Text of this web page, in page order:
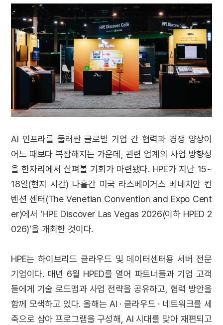
AI 인프라를 둘러싼 글로벌 기업 간 협력과 경쟁 양상이
어느 때보다 복잡해지는 가운데, 관련 업계의 사업 방향성
을 한자리에서 살펴볼 기회가 마련됐다. HPE가 지난 15~
18일(현지 시간) 나흘간 미국 라스베이거스 베네치안 컨
벤션 센터(The Venetian Convention and Expo Cent
er)에서 ‘HPE Discover Las Vegas 2026(이하 HPED 2
026)’을 개최한 것이다.
HPE는 하이브리드 클라우드 및 데이터센터용 서버 전문
기업이다. 매년 6월 HPED를 열어 파트너들과 기업 고객
들에게 기술 로드맵과 사업 전략을 공유하고, 협력 방안을
함께 모색하고 있다. 올해는 AI · 클라우드 · 네트워크를 세
축으로 삼아 프로그램을 구성해, AI 시대를 맞아 재편되고